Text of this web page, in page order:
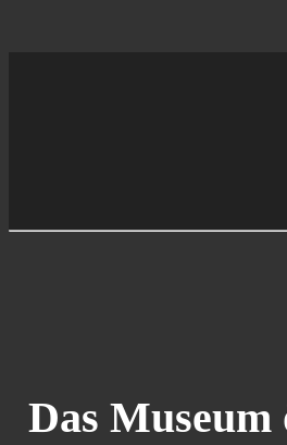
Das Museum